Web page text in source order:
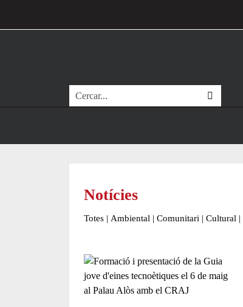
Cerca
Notícies
Totes | Ambiental | Comunitari | Cultural |